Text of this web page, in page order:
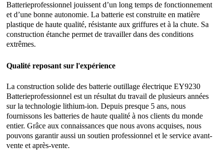
Batterieprofessionnel jouissent d’un long temps de fonctionnement
et d’une bonne autonomie. La batterie est construite en matière
plastique de haute qualité, résistante aux griffures et à la chute. Sa
construction étanche permet de travailler dans des conditions
extrêmes.
Qualité reposant sur l'expérience
La construction solide des batterie outillage électrique EY9230
Batterieprofessionnel est un résultat du travail de plusieurs années
sur la technologie lithium-ion. Depuis presque 5 ans, nous
fournissons les batteries de haute qualité à nos clients du monde
entier. Grâce aux connaissances que nous avons acquises, nous
pouvons garantir aussi un soutien professionnel et le service avant-
vente et après-vente.